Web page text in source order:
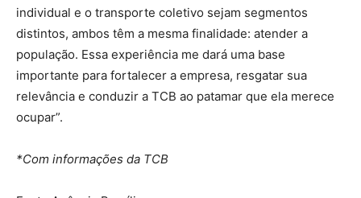
individual e o transporte coletivo sejam segmentos
distintos, ambos têm a mesma finalidade: atender a
população. Essa experiência me dará uma base
importante para fortalecer a empresa, resgatar sua
relevância e conduzir a TCB ao patamar que ela merece
ocupar”.
*Com informações da TCB